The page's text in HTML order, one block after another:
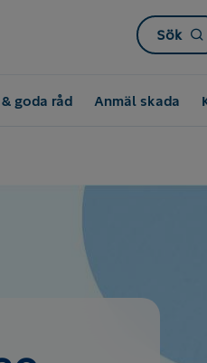
Sök
goda råd Anmäl skada